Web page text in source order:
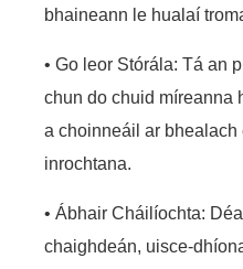
bhaineann le hualaí
• Go leor Stórála: Tá an
chun do chuid míreanna
a choinneáil ar bhealach
inrochtana.
• Ábhair Cháilíochta:
chaighdeán, uisce-